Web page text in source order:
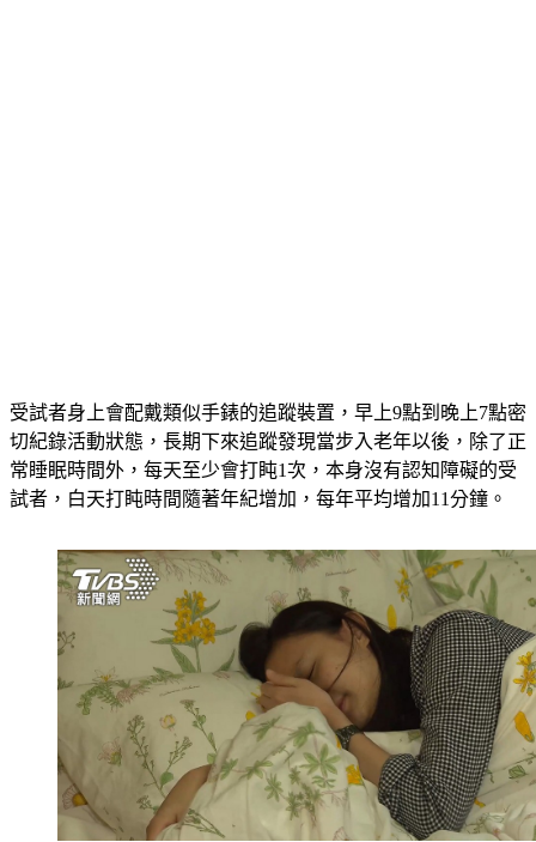
受試者身上會配戴類似手錶的追蹤裝置，早上9點到晚上7點密
切紀錄活動狀態，長期下來追蹤發現當步入老年以後，除了正
常睡眠時間外，每天至少會打盹1次，本身沒有認知障礙的受
試者，白天打盹時間隨著年紀增加，每年平均增加11分鐘。